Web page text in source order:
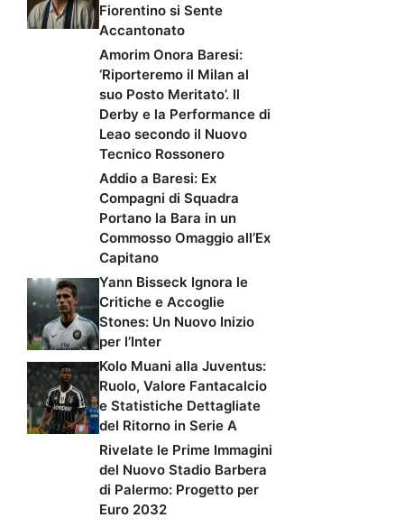
Fiorentino si Sente
Accantonato
Amorim Onora Baresi:
‘Riporteremo il Milan al
suo Posto Meritato’. Il
Derby e la Performance di
Leao secondo il Nuovo
Tecnico Rossonero
Addio a Baresi: Ex
Compagni di Squadra
Portano la Bara in un
Commosso Omaggio all’Ex
Capitano
Yann Bisseck Ignora le
Critiche e Accoglie
Stones: Un Nuovo Inizio
per l’Inter
Kolo Muani alla Juventus:
Ruolo, Valore Fantacalcio
e Statistiche Dettagliate
del Ritorno in Serie A
Rivelate le Prime Immagini
del Nuovo Stadio Barbera
di Palermo: Progetto per
Euro 2032